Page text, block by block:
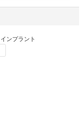
インプラント